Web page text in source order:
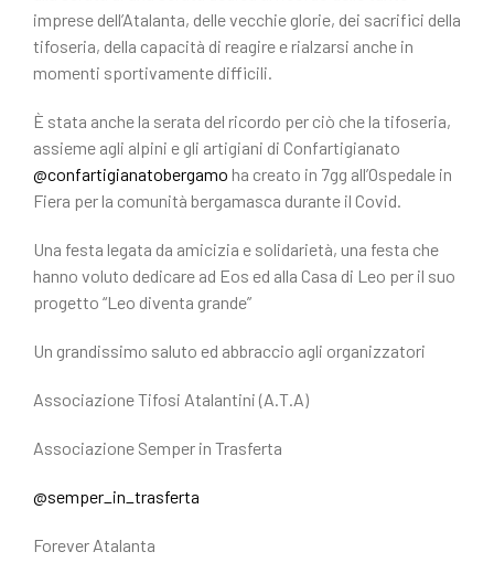
o
o
k
di
imprese dell’Atalanta, delle vecchie glorie, dei sacrifici della
tifoseria, della capacità di reagire e rialzarsi anche in
momenti sportivamente difficili.
È stata anche la serata del ricordo per ciò che la tifoseria,
assieme agli alpini e gli artigiani di Confartigianato
@confartigianatobergamo ha creato in 7gg all’Ospedale in
Fiera per la comunità bergamasca durante il Covid.
Una festa legata da amicizia e solidarietà, una festa che
hanno voluto dedicare ad Eos ed alla Casa di Leo per il suo
progetto “Leo diventa grande”
Un grandissimo saluto ed abbraccio agli organizzatori
Associazione Tifosi Atalantini (A.T.A)
Associazione Semper in Trasferta
@semper_in_trasferta
Forever Atalanta